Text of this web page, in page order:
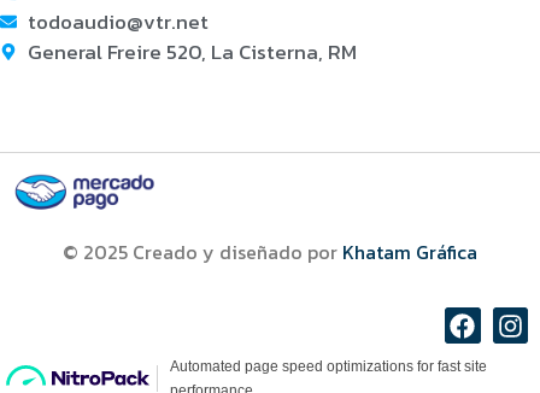
todoaudio@vtr.net
General Freire 520, La Cisterna, RM
© 2025 Creado y diseñado por Khatam Gráfica